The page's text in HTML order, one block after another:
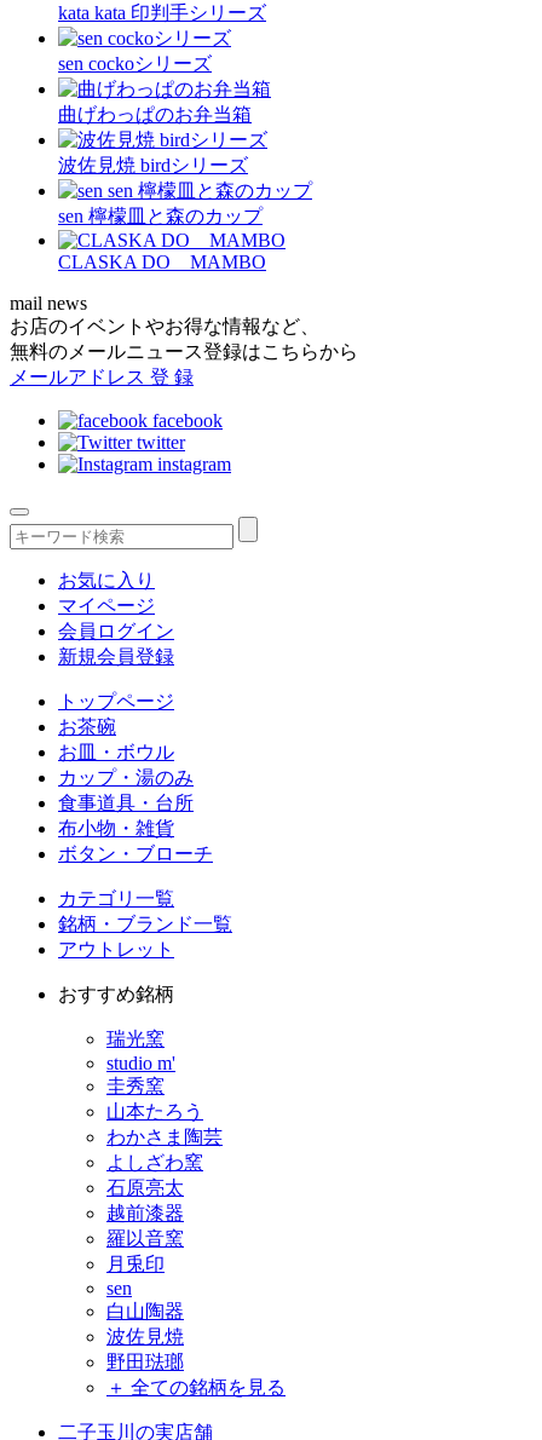
kata kata 印判手シリーズ
sen cockoシリーズ
曲げわっぱのお弁当箱
波佐見焼 birdシリーズ
sen 檸檬皿と森のカップ
CLASKA DO MAMBO
mail news
お店のイベントやお得な情報など、
無料のメールニュース登録はこちらから
メールアドレス 登 録
facebook
twitter
instagram
お気に入り
マイページ
会員ログイン
新規会員登録
トップページ
お茶碗
お皿・ボウル
カップ・湯のみ
食事道具・台所
布小物・雑貨
ボタン・ブローチ
カテゴリ一覧
銘柄・ブランド一覧
アウトレット
おすすめ銘柄
瑞光窯
studio m'
圭秀窯
山本たろう
わかさま陶芸
よしざわ窯
石原亮太
越前漆器
羅以音窯
月兎印
sen
白山陶器
波佐見焼
野田琺瑯
＋ 全ての銘柄を見る
二子玉川の実店舗